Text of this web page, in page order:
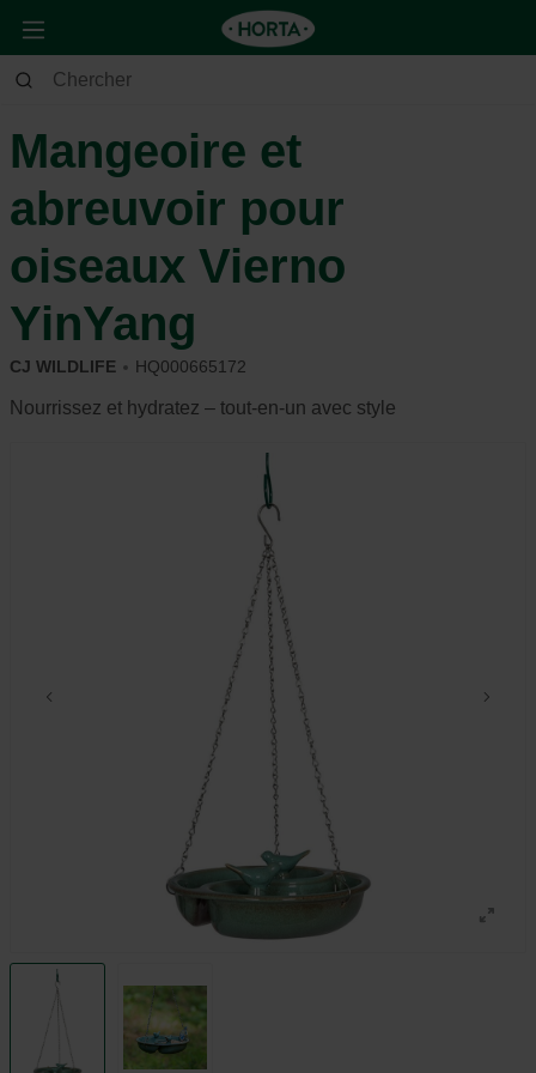
Jardin Autres
Mangeoire et
abreuvoir pour
oiseaux Vierno
YinYang
CJ WILDLIFE HQ000665172
Nourrissez et hydratez – tout-en-un avec style